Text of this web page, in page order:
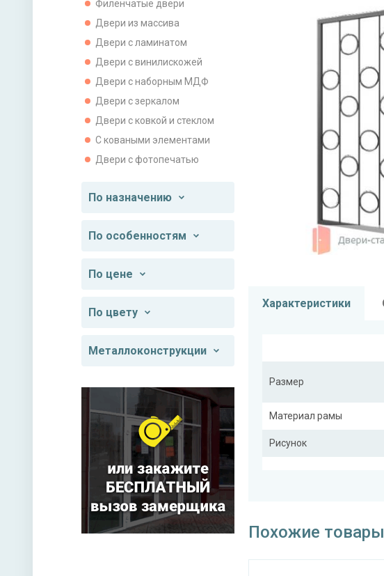
Филенчатые двери
Двери из массива
Двери с ламинатом
Двери с винилискожей
Двери с наборным МДФ
Двери с зеркалом
Двери с ковкой и стеклом
С коваными элементами
Двери с фотопечатью
По назначению
По особенностям
По цене
По цвету
Металлоконструкции
Характеристики
Размер
Материал рамы
Рисунок
Похожие товары